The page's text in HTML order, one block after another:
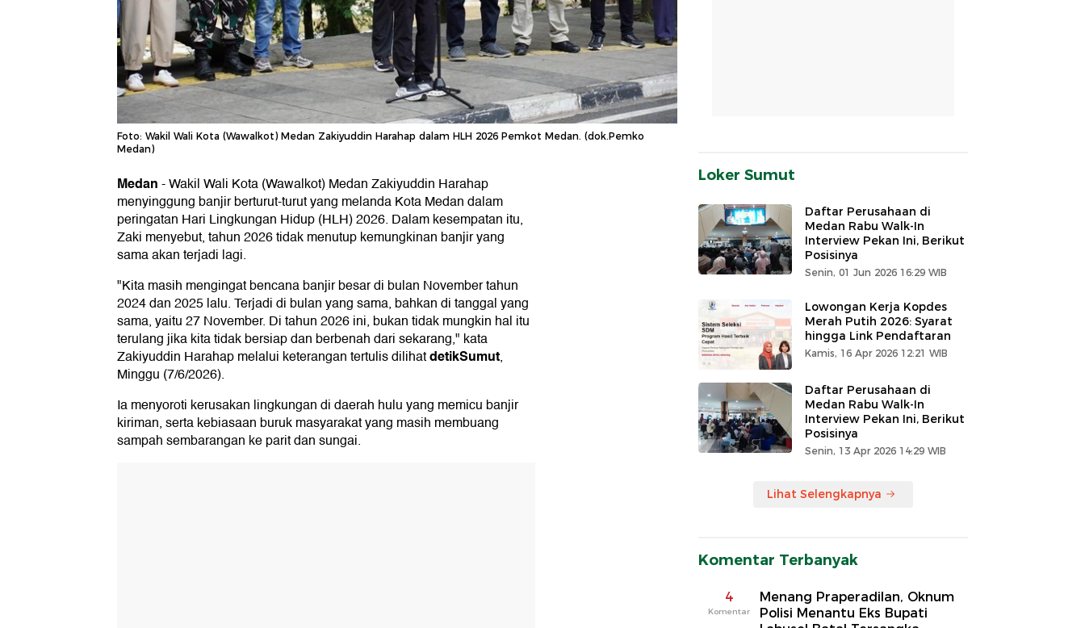
Foto: Wakil Wali Kota (Wawalkot) Medan Zakiyuddin Harahap dalam HLH 2026 Pemkot Medan. (dok.Pemko
Medan)
Medan-Wakil Wali Kota (Wawalkot) Medan Zakiyuddin Harahap
menyinggung banjir berturut-turut yang melanda Kota Medan dalam
peringatan Hari Lingkungan Hidup (HLH) 2026. Dalam kesempatan itu,
Zaki menyebut, tahun 2026 tidak menutup kemungkinan banjir yang
sama akan terjadi lagi.
"Kita masih mengingat bencana banjir besar di bulan November tahun
2024 dan 2025 lalu. Terjadi di bulan yang sama, bahkan di tanggal yang
sama, yaitu 27 November. Di tahun 2026 ini, bukan tidak mungkin hal itu
terulang jika kita tidak bersiap dan berbenah dari sekarang," kata
Zakiyuddin Harahap melalui keterangan tertulis dilihatdetikSumut,
Minggu (7/6/2026).
Ia menyoroti kerusakan lingkungan di daerah hulu yang memicu banjir
kiriman, serta kebiasaan buruk masyarakat yang masih membuang
sampah sembarangan ke parit dan sungai.
Loker Sumut
Daftar Perusahaan di
Medan Rabu Walk-In
Interview Pekan Ini, Berikut
Posisinya
Senin, 01 Jun 2026 16:29 WIB
Lowongan Kerja Kopdes
Merah Putih 2026: Syarat
hingga Link Pendaftaran
Kamis, 16 Apr 2026 12:21 WIB
Daftar Perusahaan di
Medan Rabu Walk-In
Interview Pekan Ini, Berikut
Posisinya
Senin, 13 Apr 2026 14:29 WIB
Lihat Selengkapnya
Komentar Terbanyak
4
Komentar
Menang Praperadilan, Oknum
Polisi Menantu Eks Bupati